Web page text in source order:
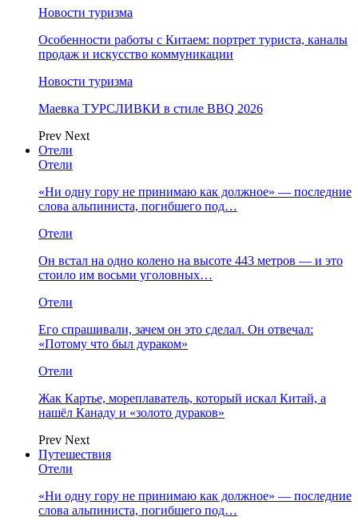
Новости туризма
Особенности работы с Китаем: портрет туриста, каналы
продаж и искусство коммуникации
Новости туризма
Маевка ТУРСЛИВКИ в стиле BBQ 2026
Prev Next
Отели
Отели
«Ни одну гору не принимаю как должное» — последние
слова альпиниста, погибшего под…
Отели
Он встал на одно колено на высоте 443 метров — и это
стоило им восьми уголовных…
Отели
Его спрашивали, зачем он это сделал. Он отвечал:
«Потому что был дураком»
Отели
Жак Картье, мореплаватель, который искал Китай, а
нашёл Канаду и «золото дураков»
Prev Next
Путешествия
Отели
«Ни одну гору не принимаю как должное» — последние
слова альпиниста, погибшего под…